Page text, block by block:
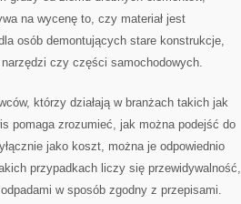
na wycenę to, czy materiał jest
osób demontujących stare konstrukcje,
czy części samochodowych.
którzy działają w branżach takich jak
pomaga zrozumieć, jak można podejść do
jako koszt, można je odpowiednio
przypadkach liczy się przewidywalność,
w sposób zgodny z przepisami.